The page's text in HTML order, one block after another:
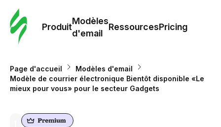
Produit
Modèles
d'email
RessourcesPricing
Page d'accueil
Modèles d'email
Modèle de courrier électronique Bientôt disponible «Le
mieux pour vous» pour le secteur Gadgets